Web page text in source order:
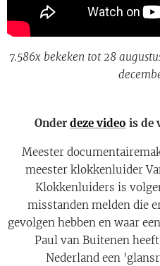
7.586x bekeken tot 28
Onder deze video is de
Meester
meester klokkenluider
Klokkenluiders is
misstanden melden die
gevolgen hebben en waar
Paul van Buitenen
Nederland een